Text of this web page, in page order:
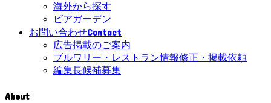
海外から探す
ビアガーデン
お問い合わせContact
広告掲載のご案内
ブルワリー・レストラン情報修正・掲載依頼
編集長候補募集
About